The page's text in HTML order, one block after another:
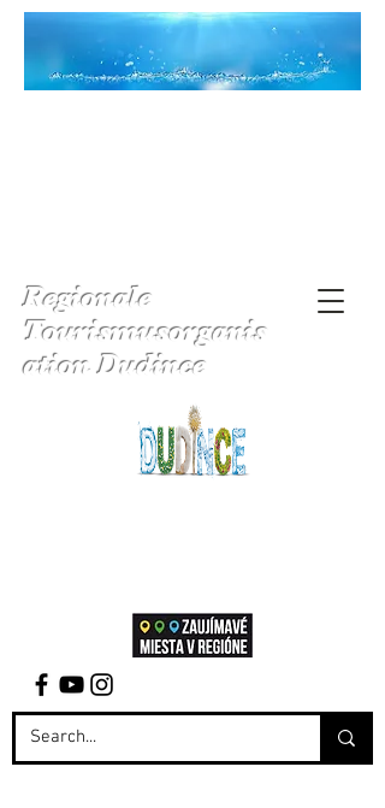
Regionale
Tourismusorganis
ation Dudince